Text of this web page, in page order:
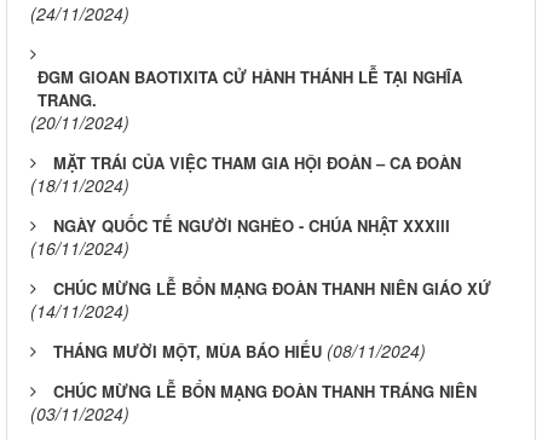
(24/11/2024)
ĐGM GIOAN BAOTIXITA CỬ HÀNH THÁNH LỄ TẠI NGHĨA
TRANG.
(20/11/2024)
MẶT TRÁI CỦA VIỆC THAM GIA HỘI ĐOÀN – CA ĐOÀN
(18/11/2024)
NGÀY QUỐC TẾ NGƯỜI NGHÈO - CHÚA NHẬT XXXIII
(16/11/2024)
CHÚC MỪNG LỄ BỔN MẠNG ĐOÀN THANH NIÊN GIÁO XỨ
(14/11/2024)
THÁNG MƯỜI MỘT, MÙA BÁO HIẾU (08/11/2024)
CHÚC MỪNG LỄ BỔN MẠNG ĐOÀN THANH TRÁNG NIÊN
(03/11/2024)